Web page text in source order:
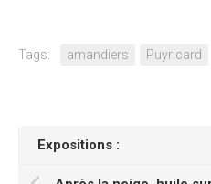
Tags: amandiers Puyricard
Expositions :